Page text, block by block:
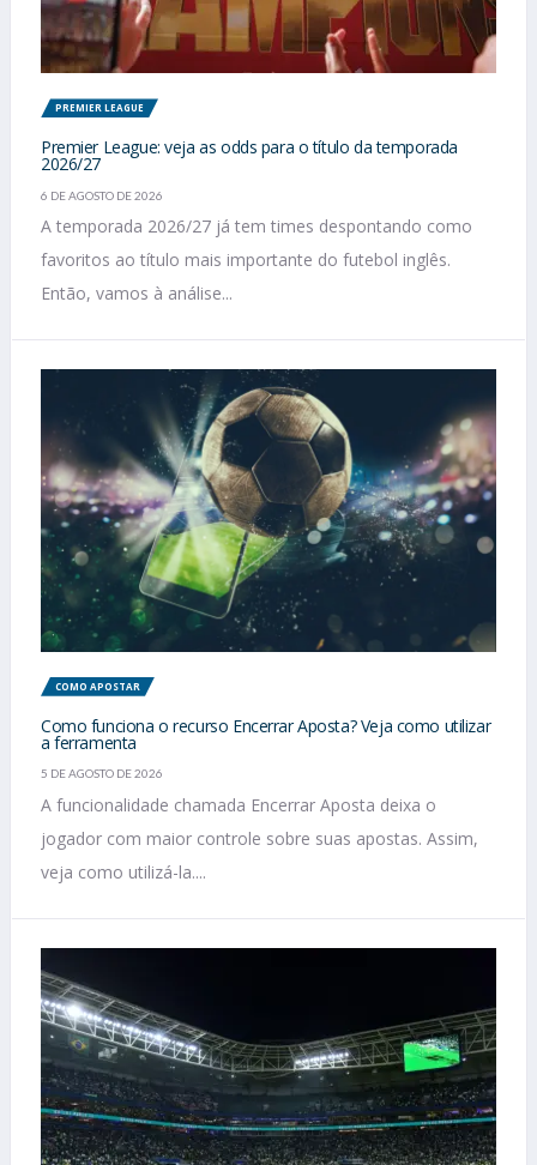
PREMIER LEAGUE
Premier League: veja as odds para o título da temporada
2026/27
6 DE AGOSTO DE 2026
A temporada 2026/27 já tem times despontando como
favoritos ao título mais importante do futebol inglês.
Então, vamos à análise...
COMO APOSTAR
Como funciona o recurso Encerrar Aposta? Veja como utilizar
a ferramenta
5 DE AGOSTO DE 2026
A funcionalidade chamada Encerrar Aposta deixa o
jogador com maior controle sobre suas apostas. Assim,
veja como utilizá-la....